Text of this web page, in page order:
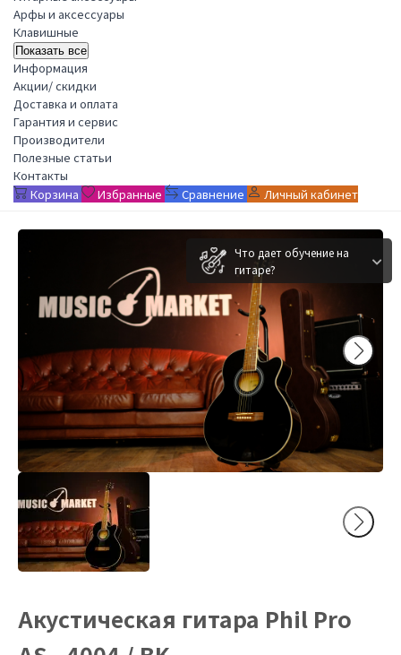
Арфы и аксессуары
Клавишные
Показать все
Информация
Акции/ скидки
Доставка и оплата
Гарантия и сервис
Производители
Полезные статьи
Контакты
Корзина
Избранные Сравнение Личный кабинет
Что дает обучение на
гитаре?
Акустическая гитара Phil Pro